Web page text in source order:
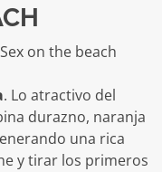
. Lo atractivo del
durazno, naranja
una rica
y tirar los primeros